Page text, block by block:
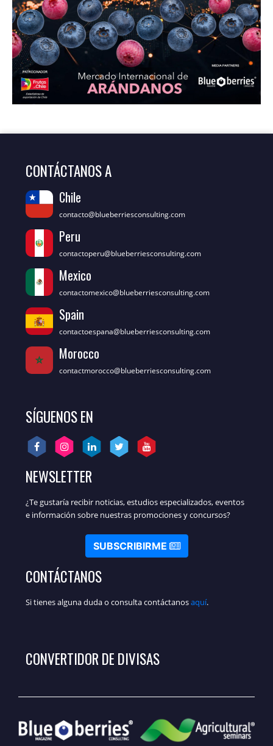
CONTÁCTANOS A
Chile
contacto@blueberriesconsulting.com
Peru
contactoperu@blueberriesconsulting.com
Mexico
contactomexico@blueberriesconsulting.com
Spain
contactoespana@blueberriesconsulting.com
Morocco
contactmorocco@blueberriesconsulting.com
SÍGUENOS EN
NEWSLETTER
¿Te gustaría recibir noticias, estudios especializados, eventos
e información sobre nuestras promociones y concursos?
SUBSCRIBIRME
CONTÁCTANOS
Si tienes alguna duda o consulta contáctanosaquí.
CONVERTIDOR DE DIVISAS